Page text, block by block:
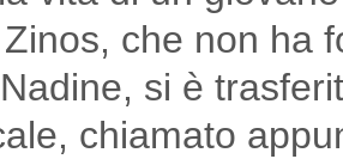
che non ha
si è
chiamato